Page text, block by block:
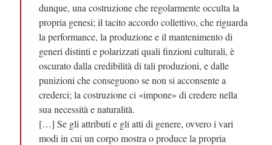
dunque, una costruzione che regolarmente occulta la
propria genesi; il tacito accordo collettivo, che riguarda
la performance, la produzione e il mantenimento di
generi distinti e polarizzati quali finzioni culturali, è
oscurato dalla credibilità di tali produzioni, e dalle
punizioni che conseguono se non si acconsente a
crederci; la costruzione ci «impone» di credere nella
sua necessità e naturalità.
[…] Se gli attributi e gli atti di genere, ovvero i vari
modi in cui un corpo mostra o produce la propria